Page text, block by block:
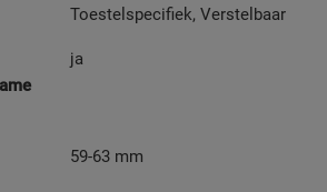
Toestelspecifiek, Verstelbaar
ja
59-63 mm